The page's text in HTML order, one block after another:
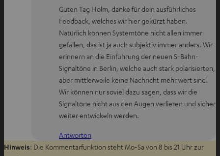
Guten Tag Holm, danke für dein ausführliches
Feedback, welches wir hier gekürzt haben.
Natürlich können Systemtöne nicht allen immer
gefallen, das ist ja auch subjektiv immer anders. Wir
erinnern an die Einführung der neuen S-Bahn-
Signaltöne in Berlin, welche auch stark polarisierten,
aber mittlerweile keine Nachricht mehr wert sind.
Wir können nur soviel dazu sagen, dass wir die
Signaltöne nicht aus den Augen verlieren und sicher
weiter entwickeln werden.
Antworten
Hinweis: Die Kommentarfunktion steht Mo-Sa von 8 bis 21 Uhr zur